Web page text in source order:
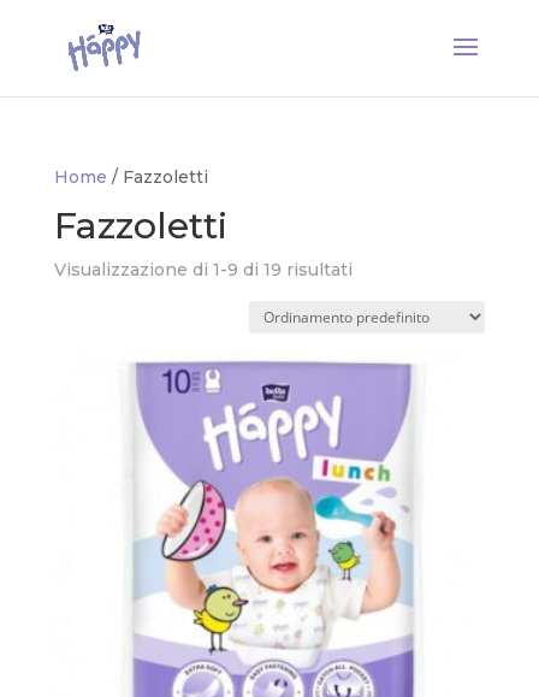
Home / Fazzoletti
Fazzoletti
Visualizzazione di 1-9 di 19 risultati